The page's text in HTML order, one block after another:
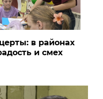
в районах
и смех